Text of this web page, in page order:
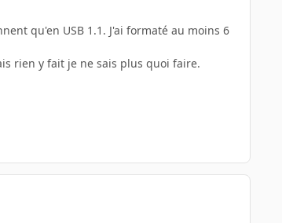
qu'en USB 1.1. J'ai formaté au moins 6
rien y fait je ne sais plus quoi faire.